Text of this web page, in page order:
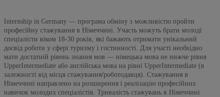
Internship in Germany — програма обміну з можливістю пройти
професійну стажування в Німеччині. Участь можуть брати молоді
спеціалісти віком 18-30 років, які бажають отримати унікальний
досвід роботи у сфері туризму і гостинності. Для участі необхідно
мати достатній рівень знання мов — німецька мова не нижче рівня
UpperIntermediate або англійська мова на рівні UpperIntermediate (в
залежності від місця стажування/роботодавця). Стажування в
Німеччині направлено на розширення і реалізацію професійних
навичок молодих спеціалістів. Тривалість стажувань в Німеччині